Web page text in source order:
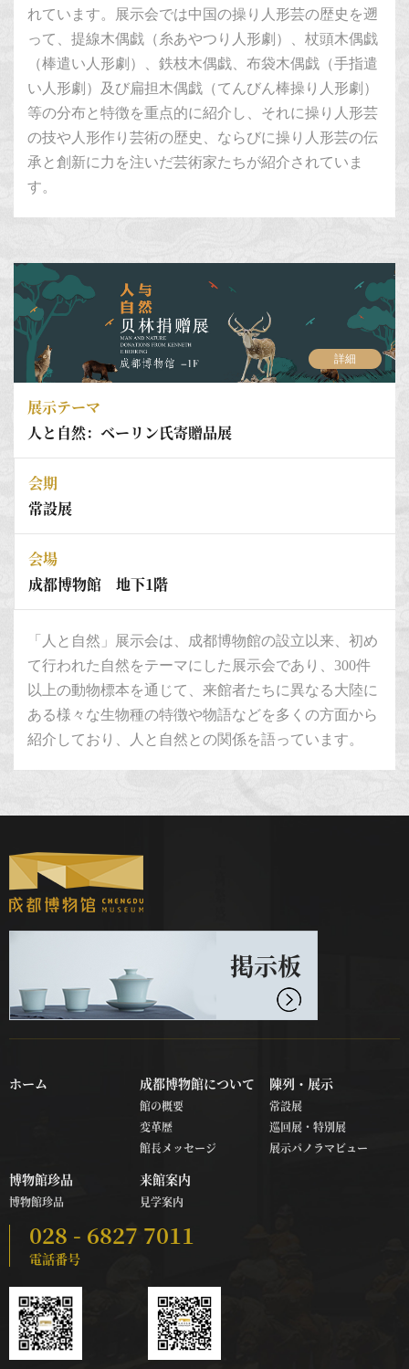
れています。展示会では中国の操り人形芸の歴史を遡
って、提線木偶戯（糸あやつり人形劇）、杖頭木偶戯
（棒遣い人形劇）、鉄枝木偶戯、布袋木偶戯（手指遣
い人形劇）及び扁担木偶戯（てんびん棒操り人形劇）
等の分布と特徴を重点的に紹介し、それに操り人形芸
の技や人形作り芸術の歴史、ならびに操り人形芸の伝
承と創新に力を注いだ芸術家たちが紹介されていま
す。
詳細
展示テーマ
人と自然：ベーリン氏寄贈品展
会期
常設展
会場
成都博物館 地下1階
「人と自然」展示会は、成都博物館の設立以来、初め
て行われた自然をテーマにした展示会であり、300件
以上の動物標本を通じて、来館者たちに異なる大陸に
ある様々な生物種の特徴や物語などを多くの方面から
紹介しており、人と自然との関係を語っています。
掲示板
ホーム 成都博物館について
館の概要
変革歴
館長メッセージ
陳列・展示
常設展
巡回展・特別展
展示パノラマビュー
博物館珍品
博物館珍品
来館案内
見学案内
028 - 6827 7011
電話番号